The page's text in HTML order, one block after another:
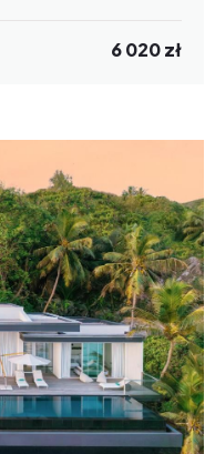
6 020 zł